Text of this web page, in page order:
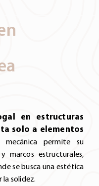
en estructuras
solo a elementos
mecánica permite su
marcos estructurales,
se busca una estética
solidez.